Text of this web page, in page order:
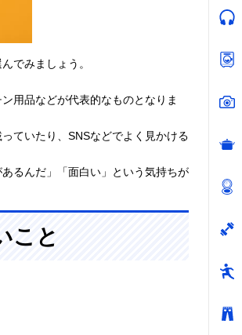
でみましょう。
用品などが代表的なものとなりま
ていたり、SNSなどでよく見かける
るんだ」「面白い」という気持ちが
こと